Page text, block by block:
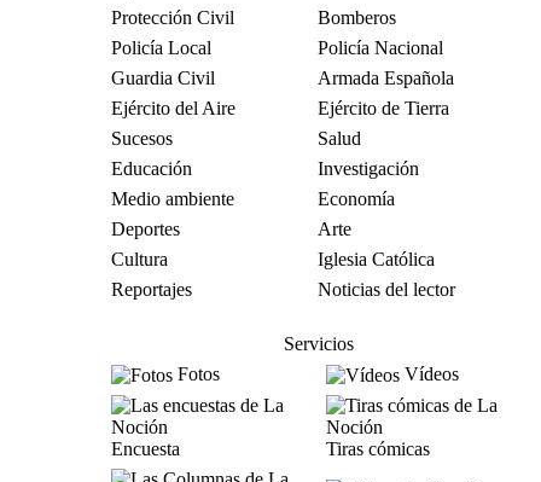
Protección Civil
Bomberos
Policía Local
Policía Nacional
Guardia Civil
Armada Española
Ejército del Aire
Ejército de Tierra
Sucesos
Salud
Educación
Investigación
Medio ambiente
Economía
Deportes
Arte
Cultura
Iglesia Católica
Reportajes
Noticias del lector
Servicios
Fotos
Vídeos
Encuesta Tiras cómicas